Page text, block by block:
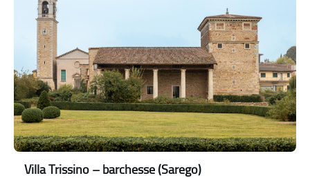
Villa Trissino – barchesse (Sarego)